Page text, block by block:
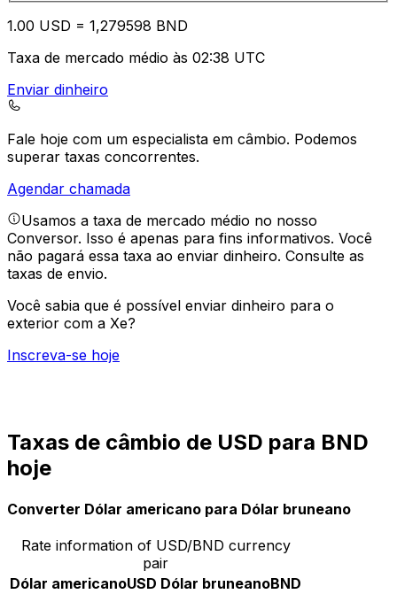
1.00 USD = 1,279598 BND
Taxa de mercado médio às 02:38 UTC
Enviar dinheiro
Fale hoje com um especialista em câmbio. Podemos
superar taxas concorrentes.
Agendar chamada
Usamos a taxa de mercado médio no nosso
Conversor. Isso é apenas para fins informativos. Você
não pagará essa taxa ao enviar dinheiro. Consulte as
taxas de envio.
Você sabia que é possível enviar dinheiro para o
exterior com a Xe?
Inscreva-se hoje
Taxas de câmbio de USD para BND
hoje
Converter Dólar americano para Dólar bruneano
Rate information of USD/BND currency
pair
Dólar americanoUSD Dólar bruneanoBND